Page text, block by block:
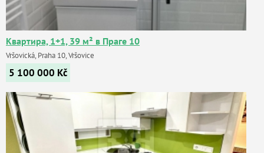
Квартира, 1+1, 39 м² в Праге 10
Vršovická, Praha 10, Vršovice
5 100 000 Kč